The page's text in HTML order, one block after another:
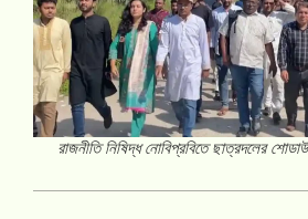
রাজনীতি নিষিদ্ধ নোবিপ্রবিতে ছাত্রদলের